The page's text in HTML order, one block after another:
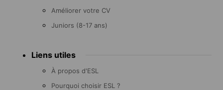
Améliorer votre CV
Juniors (8-17 ans)
Liens utiles
À propos d'ESL
Pourquoi choisir ESL ?